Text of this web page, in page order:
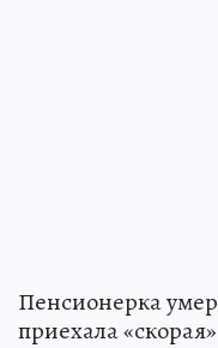
Пенсионерка
приехала